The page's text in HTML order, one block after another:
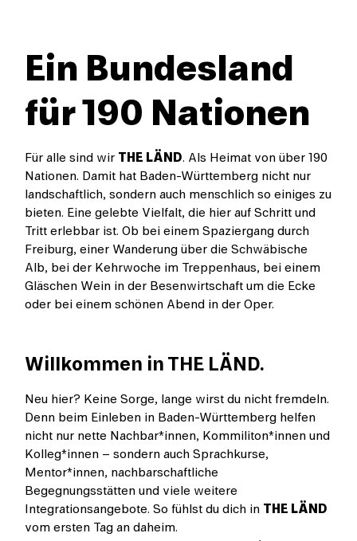
Ein Bundesland
für 190 Nationen
Für alle sind wir THE LÄND. Als Heimat von über 190
Nationen. Damit hat Baden-Württemberg nicht nur
landschaftlich, sondern auch menschlich so einiges zu
bieten. Eine gelebte Vielfalt, die hier auf Schritt und
Tritt erlebbar ist. Ob bei einem Spaziergang durch
Freiburg, einer Wanderung über die Schwäbische
Alb, bei der Kehrwoche im Treppenhaus, bei einem
Gläschen Wein in der Besenwirtschaft um die Ecke
oder bei einem schönen Abend in der Oper.
Willkommen in THE LÄND.
Neu hier? Keine Sorge, lange wirst du nicht fremdeln.
Denn beim Einleben in Baden-Württemberg helfen
nicht nur nette Nachbar*innen, Kommiliton*innen und
Kolleg*innen – sondern auch Sprachkurse,
Mentor*innen, nachbarschaftliche
Begegnungsstätten und viele weitere
Integrationsangebote. So fühlst du dich in THE LÄND
vom ersten Tag an daheim.